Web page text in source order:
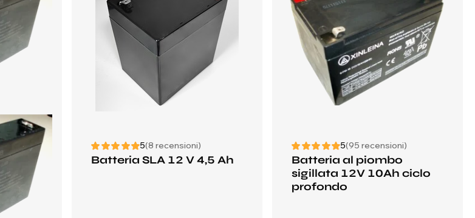
5(8 recensioni)
Batteria SLA 12 V 4,5 Ah
5(95 recensioni)
Batteria al piombo
sigillata 12V 10Ah ciclo
profondo